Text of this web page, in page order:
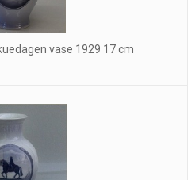
vase 1929 17 cm